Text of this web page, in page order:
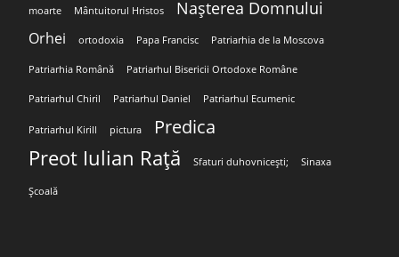
moarte Mântuitorul Hristos Nașterea Domnului
Orhei ortodoxia Papa Francisc Patriarhia de la Moscova
Patriarhia Română Patriarhul Bisericii Ortodoxe Române
Patriarhul Chiril Patriarhul Daniel Patriarhul Ecumenic
Patriarhul Kirill pictura Predica
Preot Iulian Rață Sfaturi duhovnicești; Sinaxa
Școală